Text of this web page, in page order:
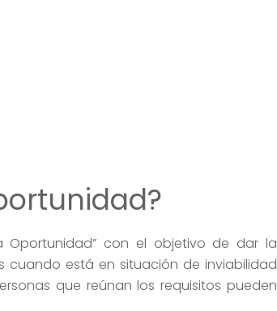
Oportunidad” con el objetivo de dar la
cuando está en situación de inviabilidad
que reúnan los requisitos pueden